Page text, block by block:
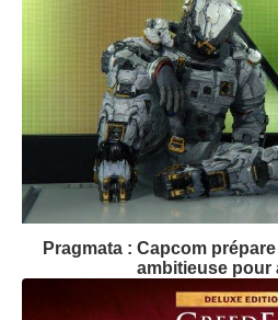
Pragmata : Capcom
ambitieuse pour